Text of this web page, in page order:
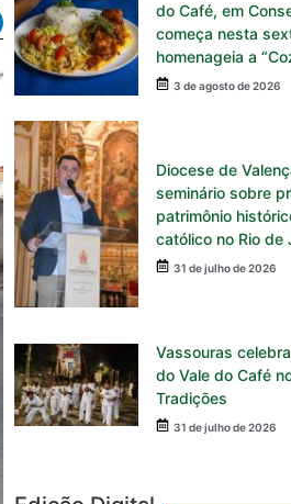
do Café, em
começa nesta
homenageia a
3 de agosto de 2026
Diocese de
seminário sobre
patrimônio
católico no Rio de
31 de julho de 2026
Vassouras
do Vale do Café
Tradições
31 de julho de 2026